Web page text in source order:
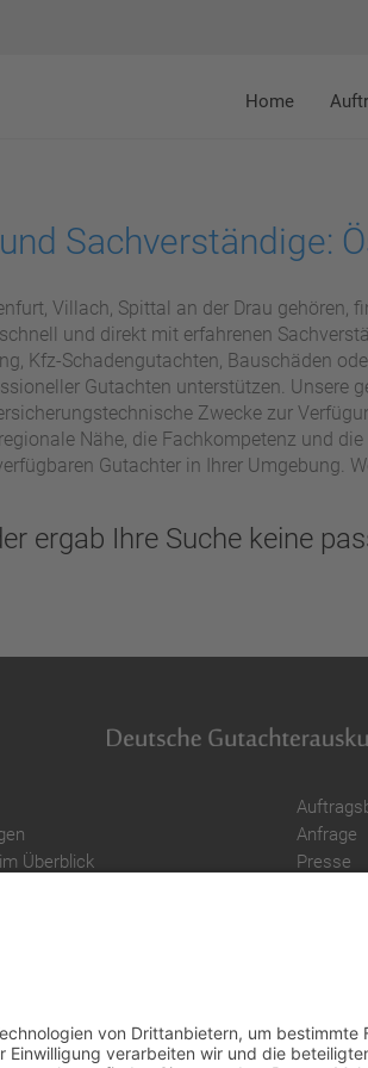
Home
Sachverständige:
Villach, Spittal an der Drau
und direkt mit erfahrenen
Kfz-Schadengutachten, Bauschäden
Gutachten unterstützen.
Zwecke zur
Nähe, die Fachkompetenz und
Gutachter in Ihrer Umgebung.
ergab Ihre Suche keine
Überblick
Anfrage
Presse